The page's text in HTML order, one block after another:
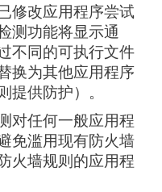
修改应用程序尝试
测功能将显示通
不同的可执行文件
换为其他应用程序
提供防护）。
对任何一般应用程
免滥用现有防火墙
火墙规则的应用程